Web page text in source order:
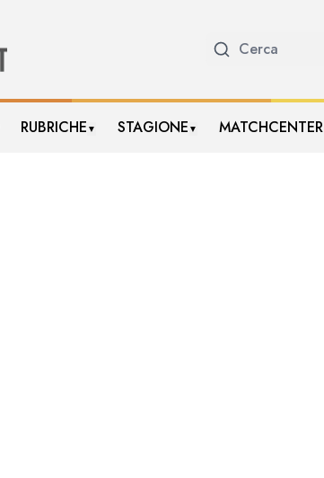
RUBRICHE ▼ STAGIONE ▼ MATCHCENTER